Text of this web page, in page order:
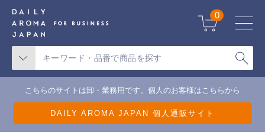
こちらのサイトは卸・業務用です。個人のお客様はこちらから
DAILY AROMA JAPAN 個人通販サイト
0